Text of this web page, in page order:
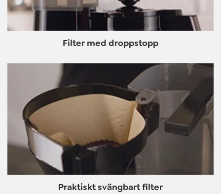
Filter med droppstopp
Praktiskt svängbart filter